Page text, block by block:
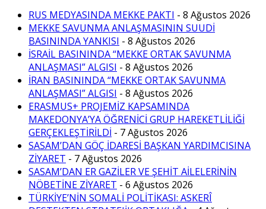
RUS MEDYASINDA MEKKE PAKTI - 8 Ağustos 2026
MEKKE SAVUNMA ANLAŞMASININ SUUDİ
BASININDA YANKISI - 8 Ağustos 2026
İSRAİL BASININDA “MEKKE ORTAK SAVUNMA
ANLAŞMASI” ALGISI - 8 Ağustos 2026
İRAN BASININDA “MEKKE ORTAK SAVUNMA
ANLAŞMASI” ALGISI - 8 Ağustos 2026
ERASMUS+ PROJEMİZ KAPSAMINDA
MAKEDONYA’YA ÖĞRENİCİ GRUP HAREKETLİLİĞİ
GERÇEKLEŞTİRİLDİ - 7 Ağustos 2026
SASAM’DAN GÖÇ İDARESİ BAŞKAN YARDIMCISINA
ZİYARET - 7 Ağustos 2026
SASAM’DAN ER GAZİLER VE ŞEHİT AİLELERİNİN
NÖBETİNE ZİYARET - 6 Ağustos 2026
TÜRKİYE’NİN SOMALİ POLİTİKASI: ASKERÎ